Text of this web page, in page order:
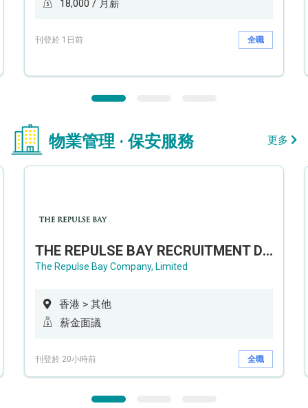
18,000 / 月薪
刊登於 1日前 全職
物業管理 · 保安服務 更多
THE REPULSE BAY RECRUITMENT DAY 淺水灣影灣園人才招聘會
The Repulse Bay Company, Limited
香港 > 其他
薪金面議
刊登於 20小時前 全職